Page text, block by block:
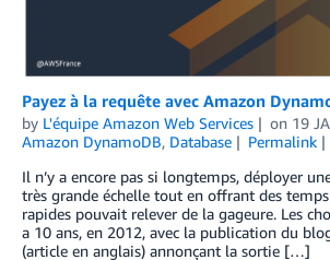
Payez à la requête avec Amazon
by L'équipe Amazon Web Services on 19
Amazon DynamoDB, Database Permalink
Il n’y a encore pas si longtemps, déployer
très grande échelle tout en offrant des temps
rapides pouvait relever de la gageure. Les
a 10 ans, en 2012, avec la publication du
(article en anglais) annonçant la sortie […]